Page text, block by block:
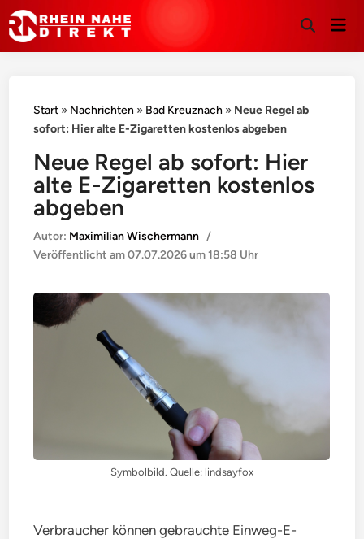
Suche
Start » Nachrichten » Bad Kreuznach » Neue Regel ab
sofort: Hier alte E-Zigaretten kostenlos abgeben
Neue Regel ab sofort: Hier
alte E-Zigaretten kostenlos
abgeben
Autor: Maximilian Wischermann /
Veröffentlicht am07.07.2026 um 18:58 Uhr
Symbolbild. Quelle: lindsayfox
Verbraucher können gebrauchte Einweg-E-